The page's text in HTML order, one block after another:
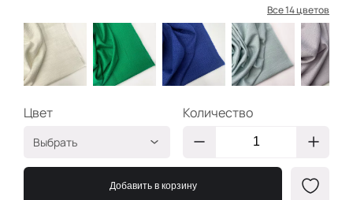
Все 14 цветов
Цвет
Выбрать
Айвори
БВ501
БВ503
Количество
Добавить в корзину